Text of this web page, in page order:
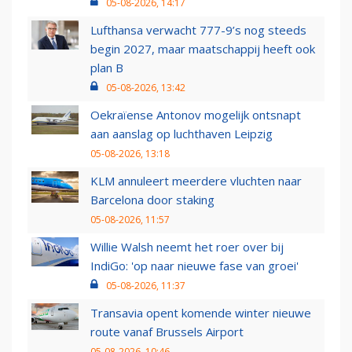
Lufthansa verwacht 777-9’s nog steeds
begin 2027, maar maatschappij heeft ook
plan B
05-08-2026, 13:42
Oekraïense Antonov mogelijk ontsnapt
aan aanslag op luchthaven Leipzig
05-08-2026, 13:18
KLM annuleert meerdere vluchten naar
Barcelona door staking
05-08-2026, 11:57
Willie Walsh neemt het roer over bij
IndiGo: 'op naar nieuwe fase van groei'
05-08-2026, 11:37
Transavia opent komende winter nieuwe
route vanaf Brussels Airport